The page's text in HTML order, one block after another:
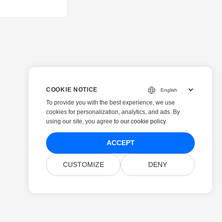
COOKIE NOTICE
To provide you with the best experience, we use
cookies for personalization, analytics, and ads. By
using our site, you agree to our cookie policy.
ACCEPT
CUSTOMIZE DENY